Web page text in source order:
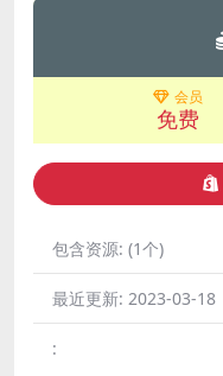
会员
免费
包含资源: (1个)
最近更新: 2023-03-18
: